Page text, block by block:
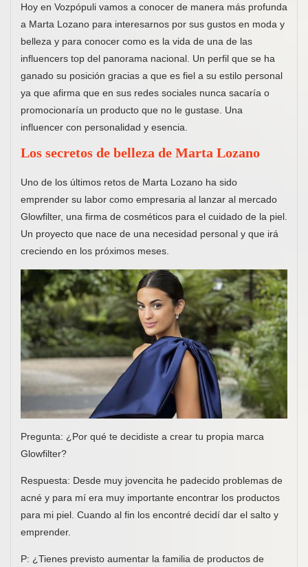
Hoy en Vozpópuli vamos a conocer de manera más profunda
a Marta Lozano para interesarnos por sus gustos en moda y
belleza y para conocer como es la vida de una de las
influencers top del panorama nacional. Un perfil que se ha
ganado su posición gracias a que es fiel a su estilo personal
ya que afirma que en sus redes sociales nunca sacaría o
promocionaría un producto que no le gustase. Una
influencer con personalidad y esencia.
Los secretos de belleza de Marta Lozano
Uno de los últimos retos de Marta Lozano ha sido
emprender su labor como empresaria al lanzar al mercado
Glowfilter, una firma de cosméticos para el cuidado de la piel.
Un proyecto que nace de una necesidad personal y que irá
creciendo en los próximos meses.
Pregunta: ¿Por qué te decidiste a crear tu propia marca
Glowfilter?
Respuesta: Desde muy jovencita he padecido problemas de
acné y para mí era muy importante encontrar los productos
para mi piel. Cuando al fin los encontré decidí dar el salto y
emprender.
P: ¿Tienes previsto aumentar la familia de productos de